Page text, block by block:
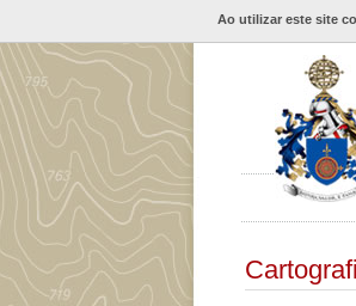
Ao utilizar este site